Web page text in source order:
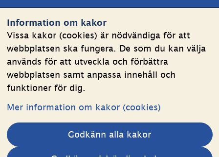
Information om kakor
Vissa kakor (cookies) är nödvändiga för att
webbplatsen ska fungera. De som du kan välja
används för att utveckla och förbättra
webbplatsen samt anpassa innehåll och
funktioner för dig.
Mer information om kakor (cookies)
Godkänn alla kakor
Om kakor
Behandling av personuppgifter
Tillgänglighetsredogörelse
Följ oss
LinkedIn
(länk